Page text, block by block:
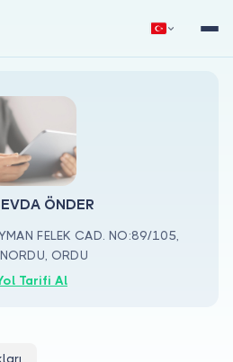
ÖNDER
FELEK CAD. NO:89/105,
ORDU
Tarifi Al